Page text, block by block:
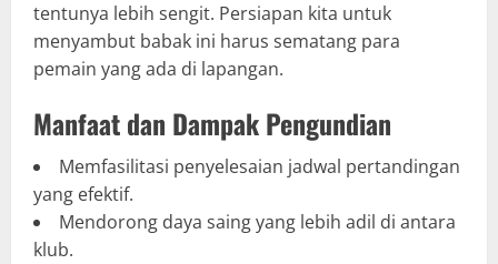
tentunya lebih sengit. Persiapan kita untuk
menyambut babak ini harus sematang para
pemain yang ada di lapangan.
Manfaat dan Dampak Pengundian
Memfasilitasi penyelesaian jadwal pertandingan
yang efektif.
Mendorong daya saing yang lebih adil di antara
klub.